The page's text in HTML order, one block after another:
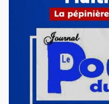
tonnes en 2026
Avr 23, 2026
ECONOMIE &
Ituri : le
l’exploitation
Avr 21, 2026